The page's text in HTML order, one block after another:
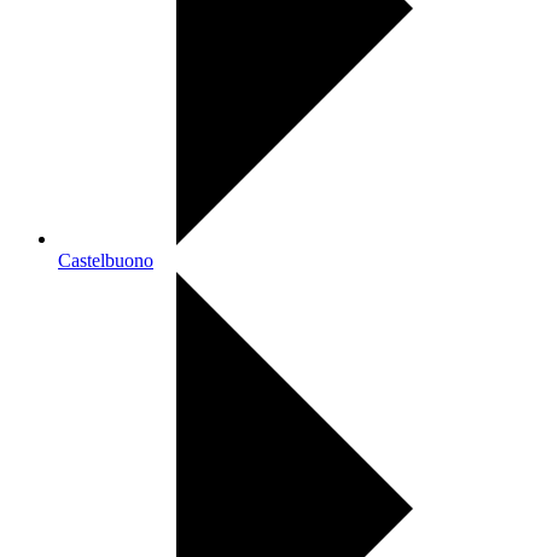
Castelbuono